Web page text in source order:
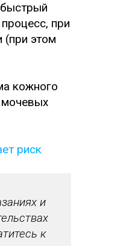
при
(при этом
кожного
мочевых
риск
и
к